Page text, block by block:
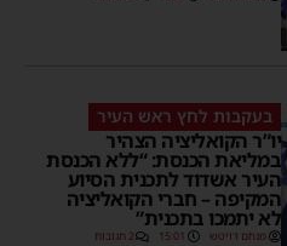
בעקבות לחץ ראש העיר
יו”ר הקואליציה הצהיר
במליאת הכנסת: “ללא הכנסת
העיר אשדוד לתכנית הסיוע
המקיפה – חברי הקואליציה
לא יתמכו בתכנית”
מנחם דויטש 15:01 2 תגובות